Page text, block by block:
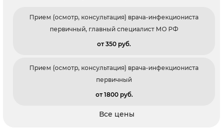
Прием (осмотр, консультация) врача-инфекциониста
первичный, главный специалист МО РФ
от 350 pуб.
Прием (осмотр, консультация) врача-инфекциониста
первичный
от 1800 pуб.
Все цены